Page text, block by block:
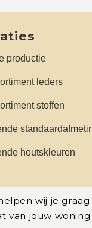
productie
leders
stoffen
houtskleuren
wij je
van jouw woning.